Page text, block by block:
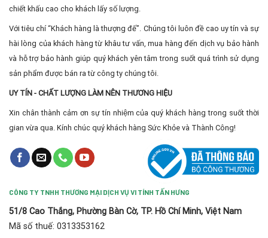
chiết khấu cao cho khách lấy số lượng.
Với tiêu chí “Khách hàng là thượng đế”. Chúng tôi luôn đề cao uy tín và sự
hài lòng của khách hàng từ khâu tư vấn, mua hàng đến dịch vụ bảo hành
và hỗ trợ bảo hành giúp quý khách yên tâm trong suốt quá trình sử dụng
sản phẩm được bán ra từ công ty chúng tôi.
UY TÍN - CHẤT LƯỢNG LÀM NÊN THƯƠNG HIỆU
Xin chân thành cảm ơn sự tín nhiệm của quý khách hàng trong suốt thời
gian vừa qua. Kính chúc quý khách hàng Sức Khỏe và Thành Công!
CÔNG TY TNHH THƯƠNG MẠI DỊCH VỤ VI TÍNH TẤN HƯNG
51/8 Cao Thắng, Phường Bàn Cờ, TP. Hồ Chí Minh, Việt Nam
Mã số thuế: 0313353162